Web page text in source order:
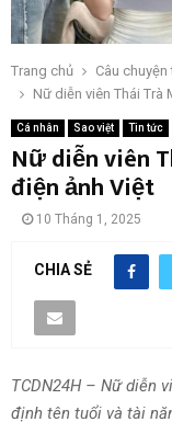
Trang chủ Câu
Nữ diễn viên Thái Trà
Cá nhân Sao việt Tin tức
Nữ diễn viên
điện ảnh Việt
10 Tháng 1, 2025
CHIA SẺ
TCDN24H – Nữ diễn
định tên tuổi và tài